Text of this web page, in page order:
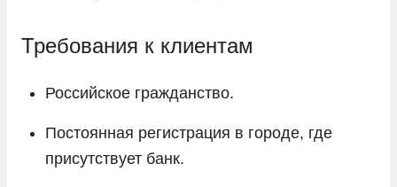
Требования к клиентам
Российское гражданство.
Постоянная регистрация в городе, где
присутствует банк.